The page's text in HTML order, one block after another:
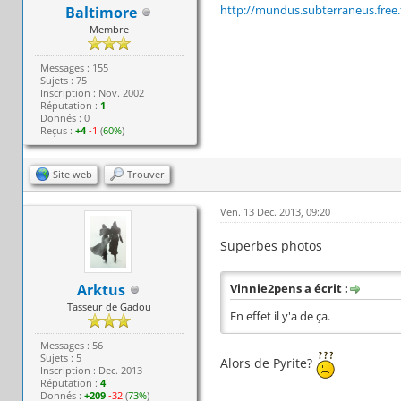
Baltimore
Membre
Messages : 155
Sujets : 75
Inscription : Nov. 2002
Réputation : 1
Donnés : 0
Reçus : +4 -1 (60%)
http://
Site web Trouver
Arktus
Tasseur de Gadou
Messages : 56
Sujets : 5
Inscription : Dec. 2013
Réputation : 4
Donnés : +209 -32(73%)
Ven. 13 Dec. 2013, 09:20
Superbes photos
Vinnie2pens a écrit :
En effet il y'a de ça.
Alors de Pyrite?